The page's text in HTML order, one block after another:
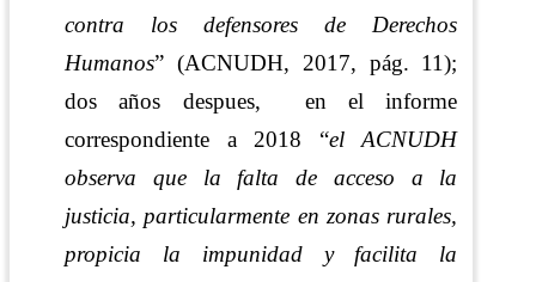
contra los defensores de Derechos
Humanos” (ACNUDH, 2017, pág. 11);
dos años despues,
en el informe
correspondiente a 2018 “el ACNUDH
observa que la falta de acceso a la
justicia, particularmente en zonas rurales,
propicia la impunidad y facilita la